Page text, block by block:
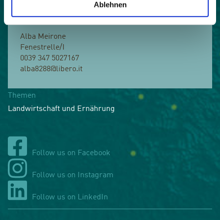
Ablehnen
notwendig um eine nachhaltige Zukunft der
Bergtäler zu sichern.
Alba Meirone
Fenestrelle/I
0039 347 5027167
alba8288@libero.it
Themen
Landwirtschaft und Ernährung
Follow us on Facebook
Follow us on Instagram
Follow us on LinkedIn